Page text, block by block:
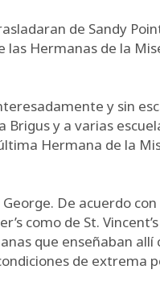
de Sandy
Hermanas de la
y sin
y a varias
última Hermana de la
De acuerdo
como de St.
que enseñaban
de extrema